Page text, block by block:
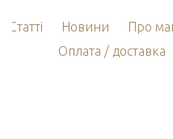
Статті Новини Про
Оплата / доставка